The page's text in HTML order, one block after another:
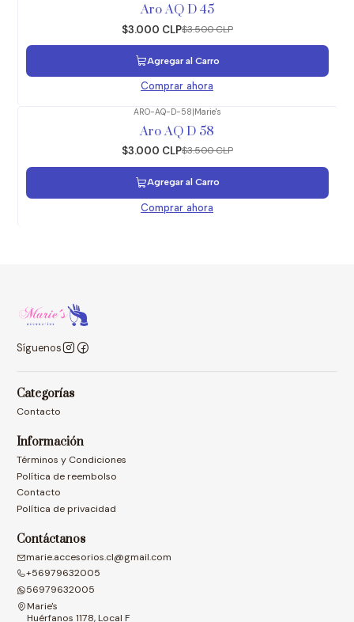
Aro AQ D 45
$3.000 CLP$3.500 CLP
Agregar al Carro
Comprar ahora
ARO-AQ-D-58|Marie's
Aro AQ D 58
$3.000 CLP$3.500 CLP
Agregar al Carro
Comprar ahora
Síguenos
Categorías
Contacto
Información
Términos y Condiciones
Política de reembolso
Contacto
Política de privacidad
Contáctanos
marie.accesorios.cl@gmail.com
+56979632005
56979632005
Marie's
Huérfanos 1178, Local F